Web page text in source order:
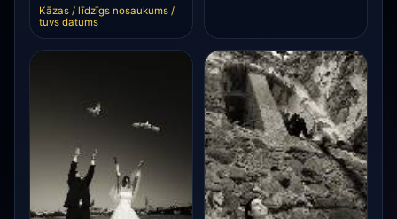
Kāzas / līdzīgs nosaukums /
tuvs datums